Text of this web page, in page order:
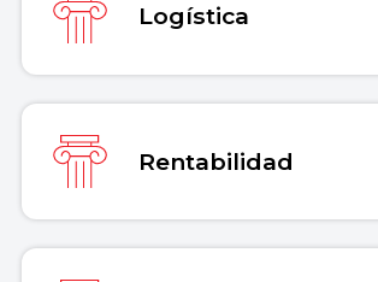
Logística
Rentabilidad